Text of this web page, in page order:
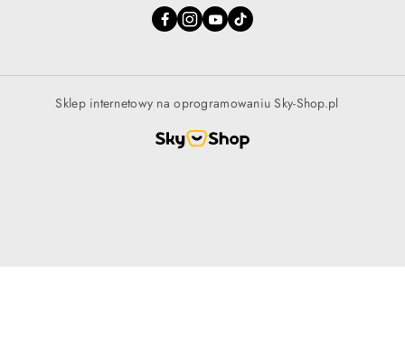
Sklep internetowy na oprogramowaniu Sky-Shop.pl